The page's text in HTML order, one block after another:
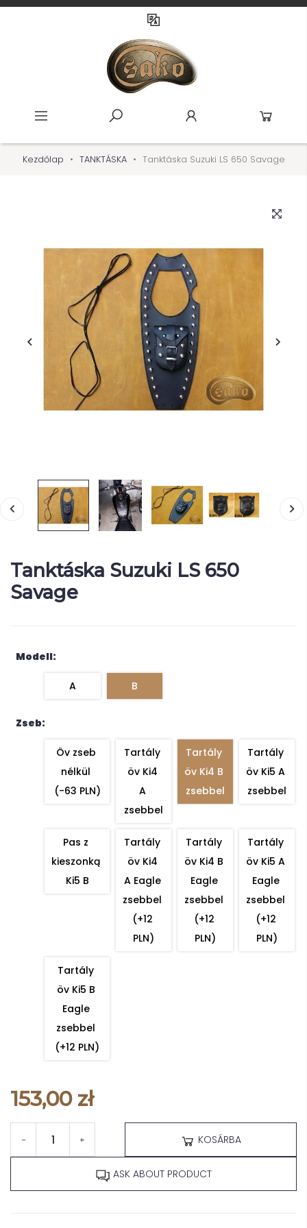
Kezdőlap TANKTÁSKA Tanktáska Suzuki LS 650 Savage
Tanktáska Suzuki LS 650
Savage
Modell:
A B
Zseb:
Öv zseb
nélkül
(-63 PLN)
Tartály
öv Ki4
A
zsebbel
Tartály
öv Ki4 B
zsebbel
Tartály
öv Ki5 A
zsebbel
Pas z
kieszonką
Ki5 B
Tartály
öv Ki4
A Eagle
zsebbel
(+12
PLN)
Tartály
öv Ki4 B
Eagle
zsebbel
(+12
PLN)
Tartály
öv Ki5 A
Eagle
zsebbel
(+12
PLN)
Tartály
öv Ki5 B
Eagle
zsebbel
(+12 PLN)
153,00 zł
- + KOSÁRBA
ASK ABOUT PRODUCT